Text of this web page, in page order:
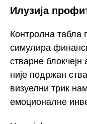
Илузија
Контролна табла
симулира
стварне
није подржан
визуелни трик
емоционалне